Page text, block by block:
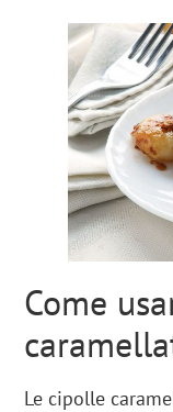
Come
Le cipolle